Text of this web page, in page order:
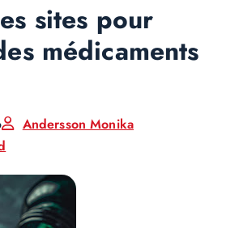
sites pour
médicaments
Andersson Monika